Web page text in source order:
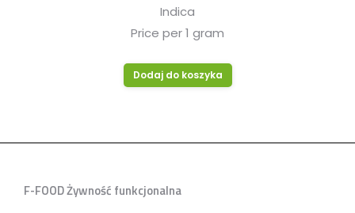
Indica
Price per 1 gram
Dodaj do koszyka
F-FOOD Żywność funkcjonalna